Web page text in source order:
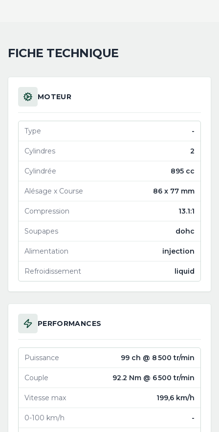
FICHE TECHNIQUE
MOTEUR
Type -
Cylindres 2
Cylindrée 895 cc
Alésage x Course 86 x 77 mm
Compression 13.1:1
Soupapes dohc
Alimentation injection
Refroidissement liquid
PERFORMANCES
Puissance 99 ch @ 8 500 tr/min
Couple 92.2 Nm @ 6 500 tr/min
Vitesse max 199,6 km/h
0-100 km/h -